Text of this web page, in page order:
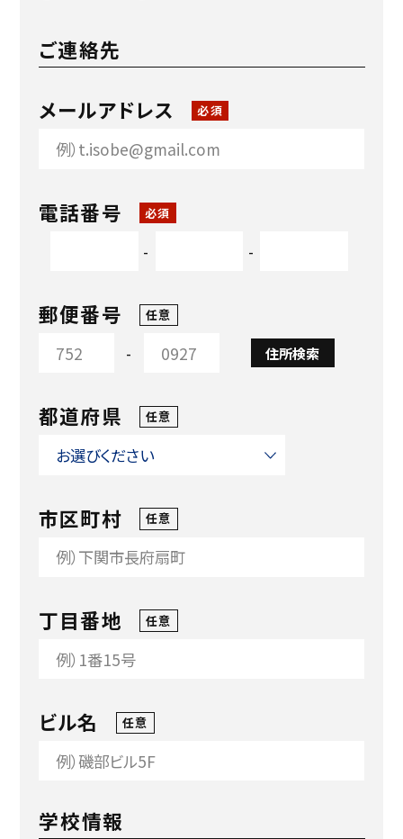
ご連絡先
メールアドレス 必須
電話番号 必須
- -
郵便番号 任意
- 住所検索
都道府県 任意
市区町村 任意
丁目番地 任意
ビル名 任意
学校情報